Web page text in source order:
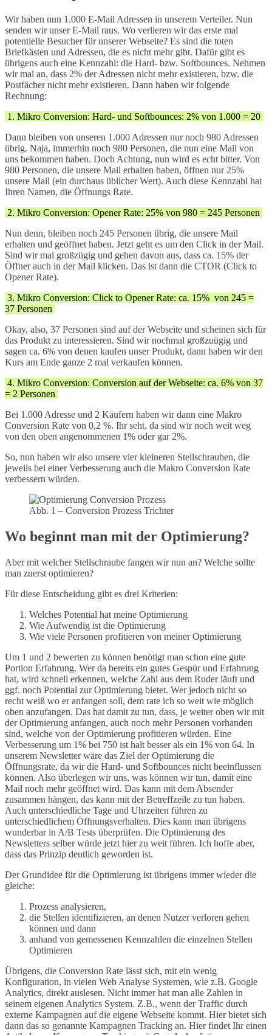
Wir haben nun 1.000 E-Mail Adressen in unserem Verteiler. Nun
senden wir unser E-Mail raus. Wo verlieren wir das erste mal
potentielle Besucher für unserer Webseite? Es sind die toten
Briefkästen und Adressen, die es nicht mehr gibt. Dafür gibt es
übrigens auch eine Kennzahl: die Hard- bzw. Softbounces. Nehmen
wir mal an, dass 2% der Adressen nicht mehr existieren, bzw. die
Postfächer nicht mehr existieren. Dann haben wir folgende
Rechnung:
1. Mikro Conversion: Hard- und Softbounces: 2% von 1.000 = 20
Dann bleiben von unseren 1.000 Adressen nur noch 980 Adressen
übrig. Naja, immerhin noch 980 Personen, die nun eine Mail von
uns bekommen haben. Doch Achtung, nun wird es echt bitter. Von
980 Personen, die unsere Mail erhalten haben, öffnen nur 25%
unsere Mail (ein durchaus üblicher Wert). Auch diese Kennzahl hat
Ihren Namen, die Öffnungs Rate.
2. Mikro Conversion: Opener Rate: 25% von 980 = 245 Personen
Nun denn, bleiben noch 245 Personen übrig, die unsere Mail
erhalten und geöffnet haben. Jetzt geht es um den Click in der Mail.
Sind wir mal großzügig und gehen davon aus, dass ca. 15% der
Öffner auch in der Mail klicken. Das ist dann die CTOR (Click to
Opener Rate).
3. Mikro Conversion: Click to Opener Rate: ca. 15% von 245 =
37 Personen
Okay, also, 37 Personen sind auf der Webseite und scheinen sich für
das Produkt zu interessieren. Sind wir nochmal großzuügig und
sagen ca. 6% von denen kaufen unser Produkt, dann haben wir den
Kurs am Ende ganze 2 mal verkaufen können.
4. Mikro Conversion: Conversion auf der Webseite: ca. 6% von 37
= 2 Personen
Bei 1.000 Adresse und 2 Käufern haben wir dann eine Makro
Conversion Rate von 0,2 %. Ihr seht, da sind wir noch weit weg
von den oben angenommenen 1% oder gar 2%.
So, nun haben wir also unsere vier kleineren Stellschrauben, die
jeweils bei einer Verbesserung auch die Makro Conversion Rate
verbessern würden.
Abb. 1 – Conversion Prozess Trichter
Wo beginnt man mit der Optimierung?
Aber mit welcher Stellschraube fangen wir nun an? Welche sollte
man zuerst optimieren?
Für diese Entscheidung gibt es drei Kriterien:
Welches Potential hat meine Optimierung
Wie Aufwendig ist die Optimierung
Wie viele Personen profitieren von meiner Optimierung
Um 1 und 2 bewerten zu können benötigt man schon eine gute
Portion Erfahrung. Wer da bereits ein gutes Gespür und Erfahrung
hat, wird schnell erkennen, welche Zahl aus dem Ruder läuft und
ggf. noch Potential zur Optimierung bietet. Wer jedoch nicht so
recht weiß wo er anfangen soll, dem rate ich so weit wie möglich
oben anzufangen. Das hat damit zu tun, dass, je weiter oben wir mit
der Optimierung anfangen, auch noch mehr Personen vorhanden
sind, welche von der Optimierung profitieren würden. Eine
Verbesserung um 1% bei 750 ist halt besser als ein 1% von 64. In
unserem Newsletter wäre das Ziel der Optimierung die
Öffnungsrate, da wir die Hard- und Softbounces nicht beeinflussen
können. Also überlegen wir uns, was können wir tun, damit eine
Mail noch mehr geöffnet wird. Das kann mit dem Absender
zusammen hängen, das kann mit der Betreffzeile zu tun haben.
Auch unterschiedliche Tage und Uhrzeiten führen zu
unterschiedlichem Öffnungsverhalten. Dies kann man übrigens
wunderbar in A/B Tests überprüfen. Die Optimierung des
Newsletters selber würde jetzt hier zu weit führen. Ich hoffe aber,
dass das Prinzip deutlich geworden ist.
Der Grundidee für die Optimierung ist übrigens immer wieder die
gleiche:
Prozess analysieren,
die Stellen identifizieren, an denen Nutzer verloren gehen
können und dann
anhand von gemessenen Kennzahlen die einzelnen Stellen
Optimieren
Übrigens, die Conversion Rate lässt sich, mit ein wenig
Konfiguration, in vielen Web Analyse Systemen, wie z.B. Google
Analytics, direkt auslesen. Nicht immer hat man alle Zahlen in
seinem eigenen Analytics System. Z.B., wenn der Traffic durch
externe Kampagnen auf die eigene Webseite kommt. Hier bietet sich
dann das so genannte Kampagnen Tracking an. Hier findet Ihr einen